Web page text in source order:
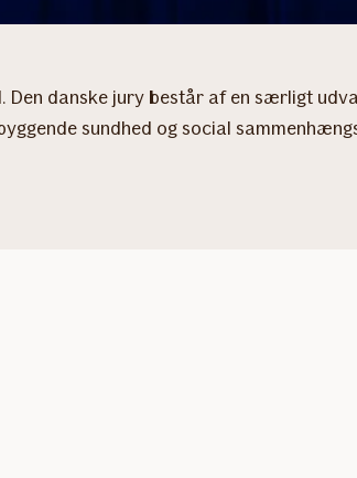
danske jury består af en særligt
sundhed og social